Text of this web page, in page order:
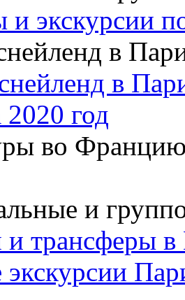
и экскурсии
в
в
год
во
и
и трансферы
экскурсии